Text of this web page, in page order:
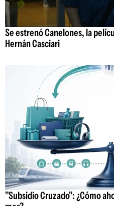
Se estrenó Canelones, la
Hernán Casciari
"Subsidio Cruzado": ¿Cómo